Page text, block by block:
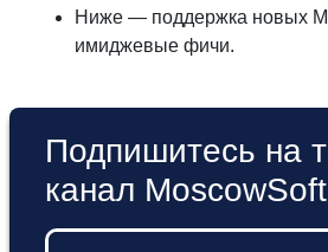
Ниже — поддержка новых
имиджевые фичи.
Подпишитесь на
канал